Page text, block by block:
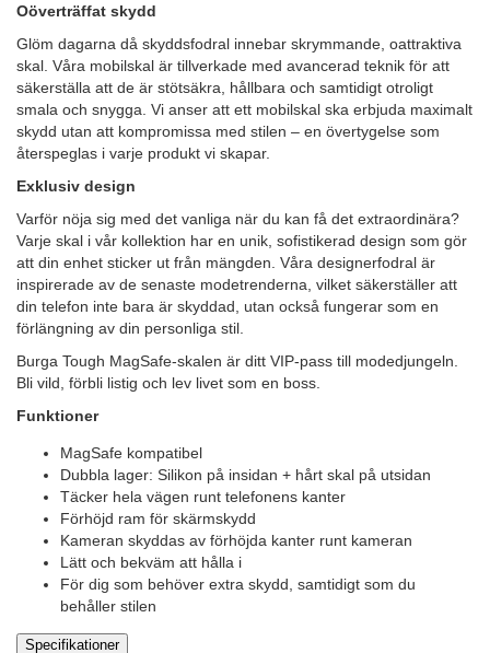
Oöverträffat skydd
Glöm dagarna då skyddsfodral innebar skrymmande, oattraktiva
skal. Våra mobilskal är tillverkade med avancerad teknik för att
säkerställa att de är stötsäkra, hållbara och samtidigt otroligt
smala och snygga. Vi anser att ett mobilskal ska erbjuda maximalt
skydd utan att kompromissa med stilen – en övertygelse som
återspeglas i varje produkt vi skapar.
Exklusiv design
Varför nöja sig med det vanliga när du kan få det extraordinära?
Varje skal i vår kollektion har en unik, sofistikerad design som gör
att din enhet sticker ut från mängden. Våra designerfodral är
inspirerade av de senaste modetrenderna, vilket säkerställer att
din telefon inte bara är skyddad, utan också fungerar som en
förlängning av din personliga stil.
Burga Tough MagSafe-skalen är ditt VIP-pass till modedjungeln.
Bli vild, förbli listig och lev livet som en boss.
Funktioner
MagSafe kompatibel
Dubbla lager: Silikon på insidan + hårt skal på utsidan
Täcker hela vägen runt telefonens kanter
Förhöjd ram för skärmskydd
Kameran skyddas av förhöjda kanter runt kameran
Lätt och bekväm att hålla i
För dig som behöver extra skydd, samtidigt som du
behåller stilen
Specifikationer